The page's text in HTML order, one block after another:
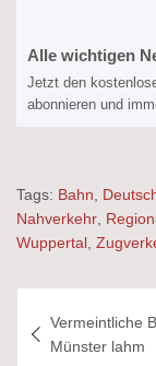
Alle wichtigen
Jetzt den
abonnieren und
Tags: Bahn
Nahverkehr
Wuppertal
Vermeintliche
Münster lahm